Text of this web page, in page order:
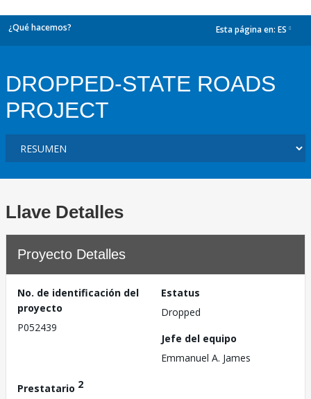
¿Qué hacemos? Esta página en: ES
DROPPED-STATE ROADS
PROJECT
Llave Detalles
Proyecto Detalles
No. de identificación del
proyecto
P052439
Estatus
Dropped
Jefe del equipo
Emmanuel A. James
Prestatario 2